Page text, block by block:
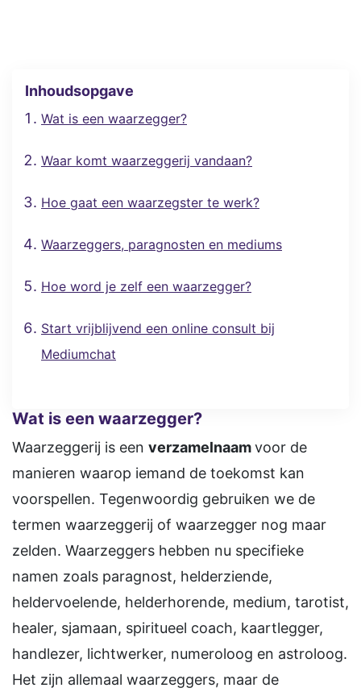
Inhoudsopgave
Wat is een waarzegger?
Waar komt waarzeggerij vandaan?
Hoe gaat een waarzegster te werk?
Waarzeggers, paragnosten en mediums
Hoe word je zelf een waarzegger?
Start vrijblijvend een online consult bij
Mediumchat
Wat is een waarzegger?
Waarzeggerij is een verzamelnaamvoor de
manieren waarop iemand de toekomst kan
voorspellen. Tegenwoordig gebruiken we de
termen waarzeggerij of waarzegger nog maar
zelden. Waarzeggers hebben nu specifieke
namen zoals paragnost, helderziende,
heldervoelende, helderhorende, medium, tarotist,
healer, sjamaan, spiritueel coach, kaartlegger,
handlezer, lichtwerker, numeroloog en astroloog.
Het zijn allemaal waarzeggers, maar de